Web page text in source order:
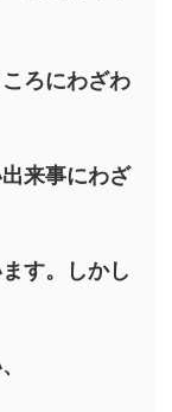
ろにわざわ
来事にわざ
す。しかし